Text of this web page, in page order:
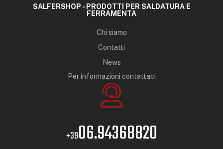
SALFERSHOP - PRODOTTI PER SALDATURA E
FERRAMENTA
Chi siamo
Contatti
News
Per informazioni contattaci
+3906.94368820